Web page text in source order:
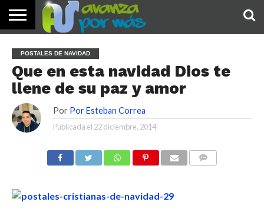
PALABRA
DE HOY
DEVOCIONALES
NOTICIAS
TESTIMONIOS
ORACIONES
SOBRE
NOSOTROS
IMÁGENES
POSTALES DE NAVIDAD
Que en esta navidad Dios te
llene de su paz y amor
Por Por Esteban Correa
Publicada el 22 diciembre, 2014